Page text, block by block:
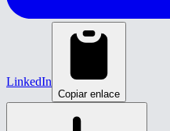
LinkedIn
Copiar enlace